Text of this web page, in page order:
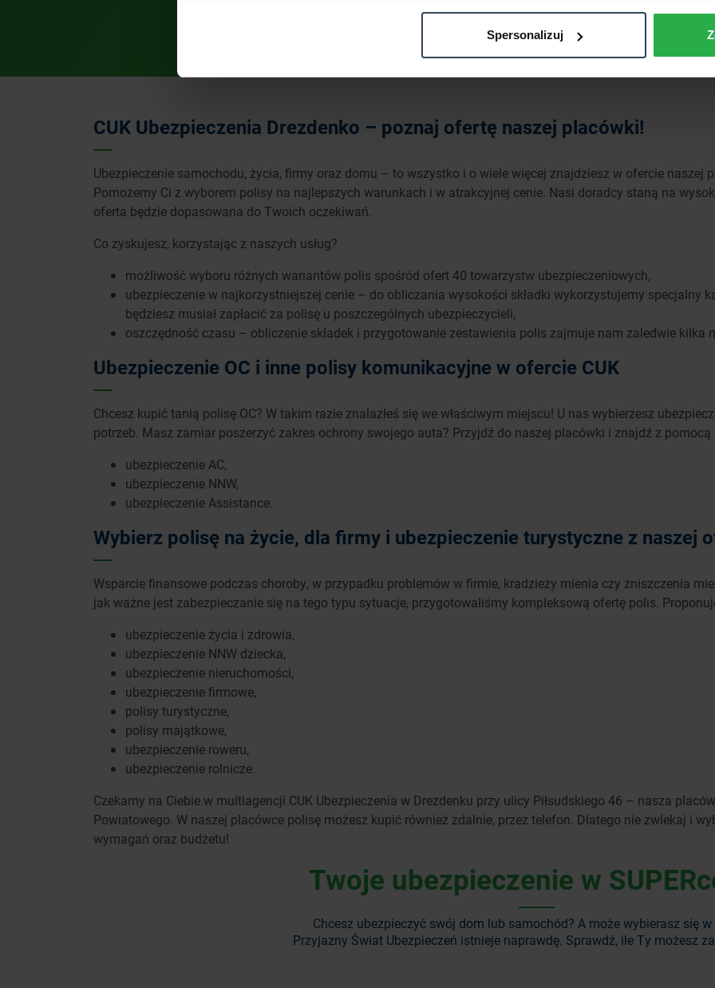
Spersonalizuj
CUK Ubezpieczenia Drezdenko – poznaj ofertę naszej placówki!
Ubezpieczenie samochodu, życia, firmy oraz domu – to wszystko i o wiele więcej znajdziesz w ofercie naszej
Pomożemy Ci z wyborem polisy na najlepszych warunkach i w atrakcyjnej cenie. Nasi doradcy staną na
oferta będzie dopasowana do Twoich oczekiwań.
Co zyskujesz, korzystając z naszych usług?
możliwość wyboru różnych wariantów polis spośród ofert 40 towarzystw ubezpieczeniowych,
ubezpieczenie w najkorzystniejszej cenie – do obliczania wysokości składki wykorzystujemy specjalny
będziesz musiał zapłacić za polisę u poszczególnych ubezpieczycieli,
oszczędność czasu – obliczenie składek i przygotowanie zestawienia polis zajmuje nam zaledwie kilka
Ubezpieczenie OC i inne polisy komunikacyjne w ofercie CUK
Chcesz kupić tanią polisę OC? W takim razie znalazłeś się we właściwym miejscu! U nas wybierzesz
potrzeb. Masz zamiar poszerzyć zakres ochrony swojego auta? Przyjdź do naszej placówki i znajdź z
ubezpieczenie AC,
ubezpieczenie NNW,
ubezpieczenie Assistance.
Wybierz polisę na życie, dla firmy i ubezpieczenie turystyczne z naszej
Wsparcie finansowe podczas choroby, w przypadku problemów w firmie, kradzieży mienia czy zniszczenia
jak ważne jest zabezpieczanie się na tego typu sytuacje, przygotowaliśmy kompleksową ofertę polis.
ubezpieczenie życia i zdrowia,
ubezpieczenie NNW dziecka,
ubezpieczenie nieruchomości,
ubezpieczenie firmowe,
polisy turystyczne,
polisy majątkowe,
ubezpieczenie roweru,
ubezpieczenie rolnicze.
Czekamy na Ciebie w multiagencji CUK Ubezpieczenia w Drezdenku przy ulicy Piłsudskiego 46 – nasza
Powiatowego. W naszej placówce polisę możesz kupić również zdalnie, przez telefon. Dlatego nie zwlekaj i
wymagań oraz budżetu!
Twoje ubezpieczenie w
Chcesz ubezpieczyć swój dom lub samochód? A może wybierasz się w
Przyjazny Świat Ubezpieczeń istnieje naprawdę. Sprawdź, ile Ty możesz